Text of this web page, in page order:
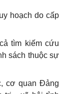
hoạch do cấp
tìm kiếm cứu
sách thuộc sự
cơ quan Đảng